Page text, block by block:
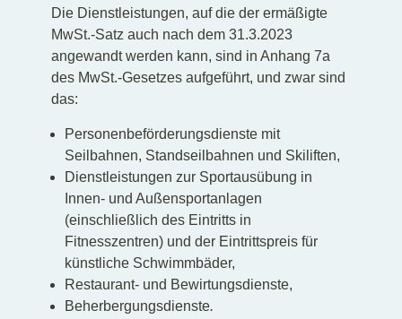
Die Dienstleistungen, auf die der ermäßigte
MwSt.-Satz auch nach dem 31.3.2023
angewandt werden kann, sind in Anhang 7a
des MwSt.-Gesetzes aufgeführt, und zwar sind
das:
Personenbeförderungsdienste mit
Seilbahnen, Standseilbahnen und Skiliften,
Dienstleistungen zur Sportausübung in
Innen- und Außensportanlagen
(einschließlich des Eintritts in
Fitnesszentren) und der Eintrittspreis für
künstliche Schwimmbäder,
Restaurant- und Bewirtungsdienste,
Beherbergungsdienste.